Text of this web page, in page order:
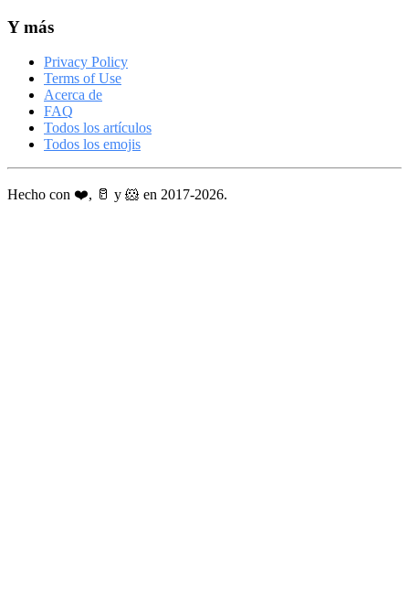
Y más
Privacy Policy
Terms of Use
Acerca de
FAQ
Todos los artículos
Todos los emojis
Hecho con ❤️, 🥛 y 🐹 en 2017-2026.